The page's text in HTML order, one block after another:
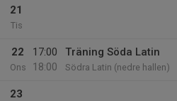
21
Tis
22
Ons
17:00
18:00
Träning Söda Latin
Södra Latin (nedre hallen)
23